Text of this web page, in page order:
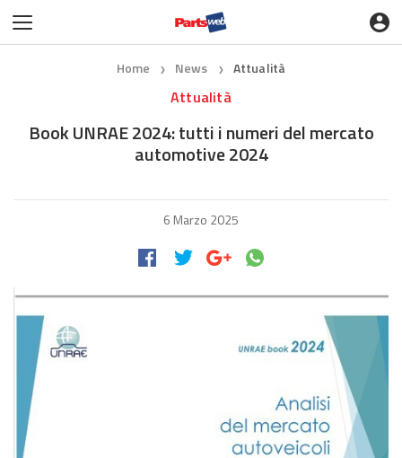
Home ❯ News ❯ Attualità
Attualità
Book UNRAE 2024: tutti i numeri del mercato
automotive 2024
6 Marzo 2025